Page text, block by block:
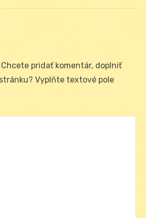
pridať komentár, doplniť
Vyplňte textové pole